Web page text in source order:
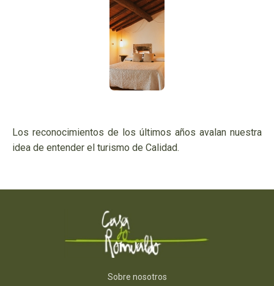
Los reconocimientos de los últimos años avalan nuestra
idea de entender el turismo de Calidad.
Sobre nosotros